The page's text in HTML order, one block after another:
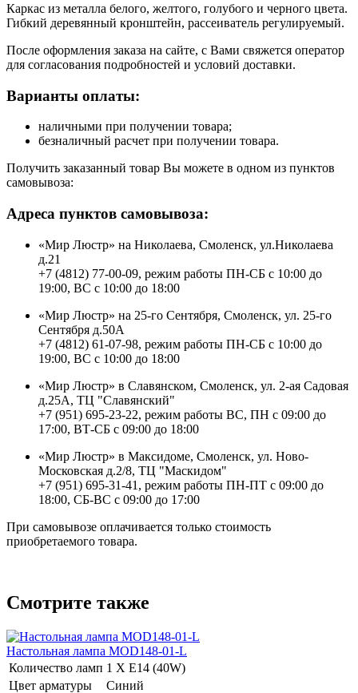
Каркас из металла белого, желтого, голубого и черного цвета.
Гибкий деревянный кронштейн, рассеиватель регулируемый.
После оформления заказа на сайте, с Вами свяжется оператор
для согласования подробностей и условий доставки.
Варианты оплаты:
наличными при получении товара;
безналичный расчет при получении товара.
Получить заказанный товар Вы можете в одном из пунктов
самовывоза:
Адреса пунктов самовывоза:
«Мир Люстр» на Николаева, Смоленск, ул.Николаева
д.21
+7 (4812) 77-00-09, режим работы ПН-СБ с 10:00 до
19:00, ВС с 10:00 до 18:00
«Мир Люстр» на 25-го Сентября, Смоленск, ул. 25-го
Сентября д.50А
+7 (4812) 61-07-98, режим работы ПН-СБ с 10:00 до
19:00, ВС с 10:00 до 18:00
«Мир Люстр» в Славянском, Смоленск, ул. 2-ая Садовая
д.25А, ТЦ "Славянский"
+7 (951) 695-23-22, режим работы ВС, ПН с 09:00 до
17:00, ВТ-СБ с 09:00 до 18:00
«Мир Люстр» в Максидоме, Смоленск, ул. Ново-
Московская д.2/8, ТЦ "Маскидом"
+7 (951) 695-31-41, режим работы ПН-ПТ с 09:00 до
18:00, СБ-ВС с 09:00 до 17:00
При самовывозе оплачивается только стоимость
приобретаемого товара.
Смотрите также
Настольная лампа MOD148-01-L
Количество ламп 1 Х E14 (40W)
Цвет арматуры
Синий